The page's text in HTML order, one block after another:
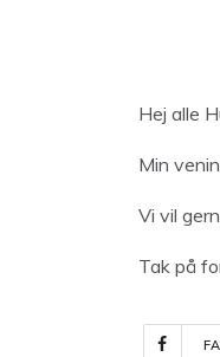
Hej alle
Min
Vi vil
Tak på